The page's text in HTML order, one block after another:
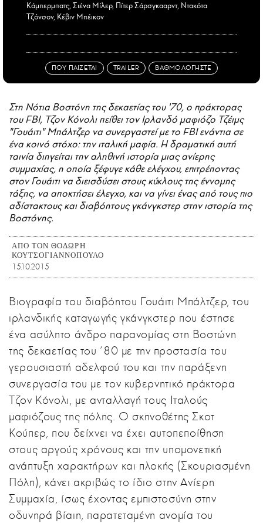
Κάμπερμπατς, Σιένα Μίλερ, Πίτερ Σάρσγκααρντ, Ντακότα
Τζόνσον, Κέβιν Μπέικον
ΠΟΥ ΠΑΙΖΕΤΑΙ TRAILER ΒΑΘΜΟΛΟΓΗΣΤΕ
Στη Νότια Βοστόνη της δεκαετίας του '70, ο πράκτορας
του FBI, Τζον Κόνολι πείθει τον Ιρλανδό μαφιόζο Τζέιμς
"Γουάιτι" Μπάλτζερ να συνεργαστεί με το FBI ενάντια σε
ένα κοινό στόχο: την ιταλική μαφία. Η δραματική αυτή
ταινία διηγείται την αληθινή ιστορία μιας ανίερης
συμμαχίας, η οποία ξέφυγε κάθε ελέγχου, επιτρέποντας
στον Γουάιτι να διεισδύσει στους κύκλους της έννομης
τάξης, να αποκτήσει έλεγχο, και να γίνει ένας από τους πιο
αδίστακτους και διαβόητους γκάνγκστερ στην ιστορία της
Βοστόνης.
ΑΠΟ ΤΟΝ ΘΟΔΩΡΗ
ΚΟΥΤΣΟΓΙΑΝΝΟΠΟΥΛΟ
15.10.2015
Βιογραφία του διαβόητου Γουάιτι Μπάλτζερ, του
ιρλανδικής καταγωγής γκάνγκστερ που έστησε
ένα ασύλητο άνδρο παρανομίας στη Βοστώνη
της δεκαετίας του '80 με την προστασία του
γερουσιαστή αδελφού του και την παράξενη
συνεργασία του με τον κυβερνητικό πράκτορα
Τζον Κόνολι, με ανταλλαγή τους Ιταλούς
μαφιόζους της πόλης. Ο σκηνοθέτης Σκοτ
Κούπερ, που δείχνει να έχει αυτοπεποίθηση
στους αργούς χρόνους και την υπομονετική
ανάπτυξη χαρακτήρων και πλοκής (Σκουριασμένη
Πόλη), κάνει ακριβώς το ίδιο στην Ανίερη
Συμμαχία, ίσως έχοντας εμπιστοσύνη στην
οδυνηρά βίαιη, παρατεταμένη ανομία του